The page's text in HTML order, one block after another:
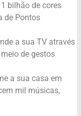
bilhão de cores
de Pontos
a sua TV através
de gestos
a sua casa em
mil músicas,